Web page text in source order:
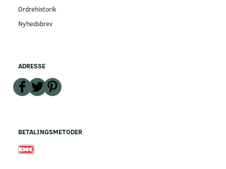
Ordrehistorik
Nyhedsbrev
ADRESSE
BETALINGSMETODER